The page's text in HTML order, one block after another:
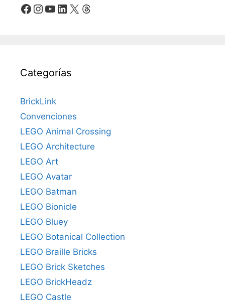
Facebook
Instagram
YouTube
LinkedIn
X Threads
Categorías
BrickLink
Convenciones
LEGO Animal Crossing
LEGO Architecture
LEGO Art
LEGO Avatar
LEGO Batman
LEGO Bionicle
LEGO Bluey
LEGO Botanical Collection
LEGO Braille Bricks
LEGO Brick Sketches
LEGO BrickHeadz
LEGO Castle